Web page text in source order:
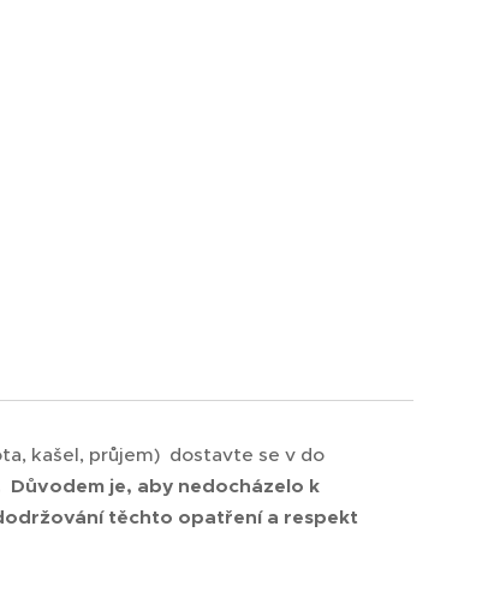
kašel, průjem) dostavte se v do
je, aby nedocházelo k
těchto opatření a respekt